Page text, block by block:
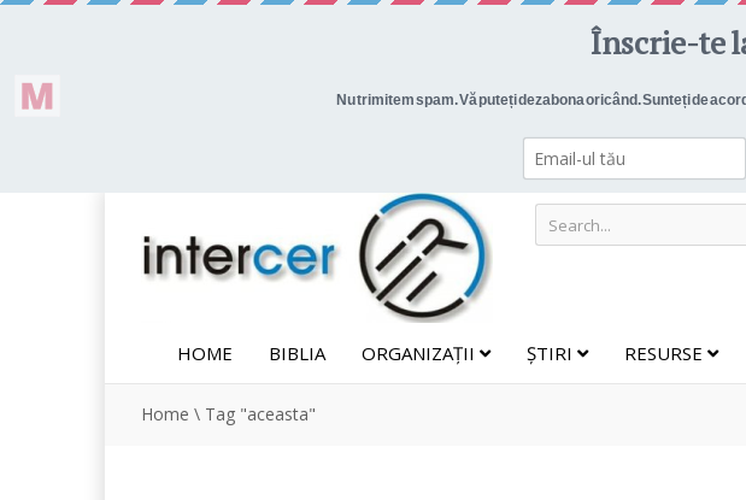
HOME BIBLIA ORGANIZAȚII ȘTIRI RESURSE
Home \ Tag "aceasta"